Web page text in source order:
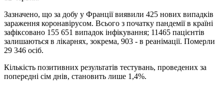
Зазначено, що за добу у Франції виявили 425 нових випадків
зараження коронавірусом. Всього з початку пандемії в країні
зафіксовано 155 651 випадок інфікування; 11465 пацієнтів
залишаються в лікарнях, зокрема, 903 - в реанімації. Померли
29 346 осіб.
Кількість позитивних результатів тестувань, проведених за
попередні сім днів, становить лише 1,4%.